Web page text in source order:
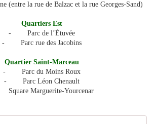
la rue de Balzac et la rue Georges-Sand)
Quartiers Est
- Parc de l’Étuvée
- Parc rue des Jacobins
Quartier Saint-Marceau
- Parc du Moins Roux
- Parc Léon Chenault
Marguerite-Yourcenar